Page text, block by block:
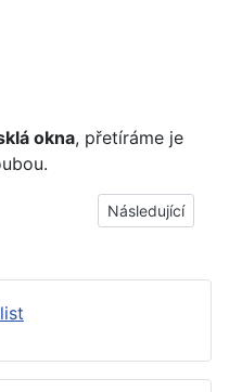
okna, přetíráme je
z matného, mléčného
Další článek:
Následující